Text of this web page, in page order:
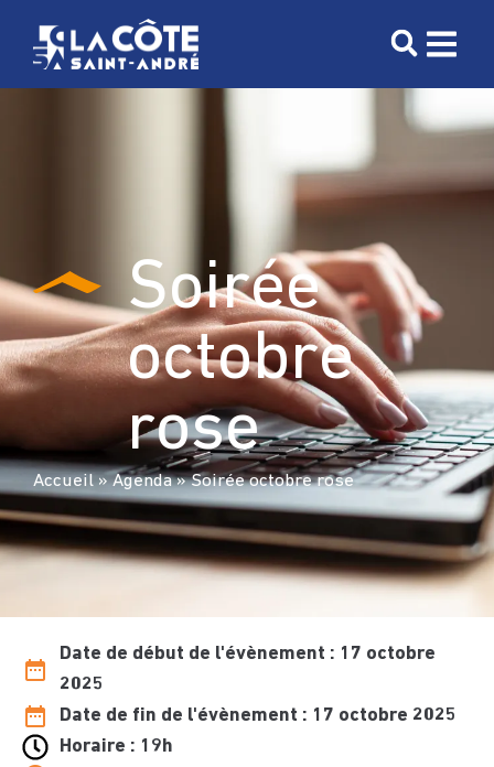
principal
Soirée
octobre
rose
Accueil»Agenda»Soirée octobre rose
Date de début de l'évènement : 17 octobre
2025
Date de fin de l'évènement : 17 octobre 2025
Horaire : 19h